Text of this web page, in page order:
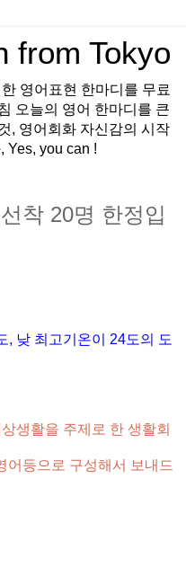
from Tokyo
영어표현 한마디를 무료
오늘의 영어 한마디를 큰
, 영어회화 자신감의 시작
Yes, you can !
착 20명 한정입
, 낮 최고기온이
24도의 도
생활을 주제로 한 생활회
어등으로 구성해서 보내드